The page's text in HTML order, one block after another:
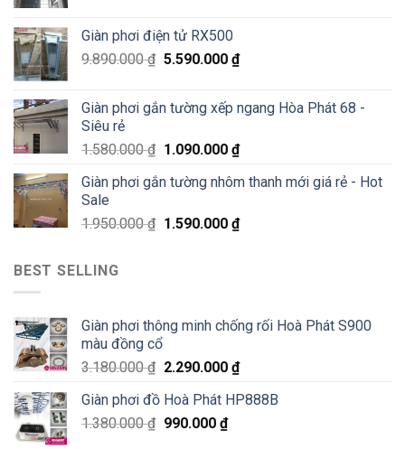
chỉ
200K
Giàn phơi điện tử RX500
9.890.000₫ 5.590.000 ₫
Giàn phơi gắn tường xếp ngang Hòa Phát 68 -
Siêu rẻ
1.580.000₫ 1.090.000 ₫
Giàn phơi gắn tường nhôm thanh mới giá rẻ - Hot
Sale
1.950.000₫ 1.590.000 ₫
BEST SELLING
Giàn phơi thông minh chống rối Hoà Phát S900
màu đồng cổ
3.180.000₫ 2.290.000 ₫
Giàn phơi đồ Hoà Phát HP888B
1.380.000₫ 990.000 ₫